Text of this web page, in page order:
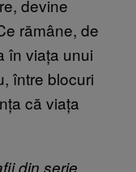
devine
rămâne, de
în viața unui
între blocuri
că viața
din serie.